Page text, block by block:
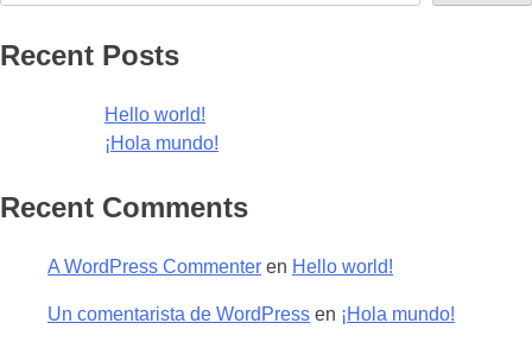
Recent Posts
Hello world!
¡Hola mundo!
Recent Comments
A WordPress Commenter en Hello world!
Un comentarista de WordPress en ¡Hola mundo!